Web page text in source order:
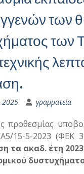
των
των
2025 γραμματεία
προθεσμίας
Α5/15-5-2023 (ΦΕΚ
τα ακαδ. έτη